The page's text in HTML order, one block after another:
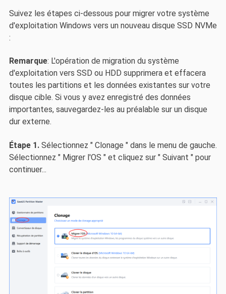
Suivez les étapes ci-dessous pour migrer votre système
d'exploitation Windows vers un nouveau disque SSD NVMe
:
Remarque: L'opération de migration du système
d'exploitation vers SSD ou HDD supprimera et effacera
toutes les partitions et les données existantes sur votre
disque cible. Si vous y avez enregistré des données
importantes, sauvegardez-les au préalable sur un disque
dur externe.
Étape 1. Sélectionnez " Clonage " dans le menu de gauche.
Sélectionnez " Migrer l'OS " et cliquez sur " Suivant " pour
continuer...